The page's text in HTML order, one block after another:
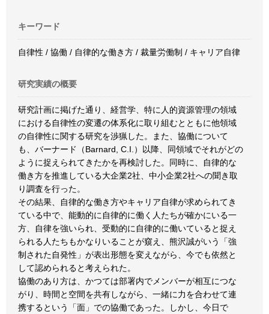
キーワード
自律性 / 協働 / 自律的な働き方 / 裁量労働制 / キャリア自律
研究実績の概要
研究計画に掲げた通り、経営学、特に人的資源管理の領域
における自律性の変遷の体系化に取り組むとともに他領域
の自律性に関する研究を渉猟した。また、協働について
も、バーナード（Barnard, C.I.）以降、同領域でそれがどの
ように捉えられてきたかを再検討した。同時に、自律的な
働き方を推進している大企業2社、中小企業2社への聞き取
り調査を行った。
その結果、自律的な働き方やキャリア自律が求められてき
ている中で、能動的に自律的に働く人たちが確かにいる一
方、自律を強いられ、受動的に自律的に働いていると捉え
られる人たちもかなりいることが窺え、熊沢誠がいう「強
制された自発性」が表出形態を変えながら、今でも依然と
して認められると考えられた。
協働のあり方は、かつては部署内でメンバーが相互につな
がり、時間と空間を共有しながら、一緒に力を合わせて連
携するという「面」での協働であった。しかし、今日で